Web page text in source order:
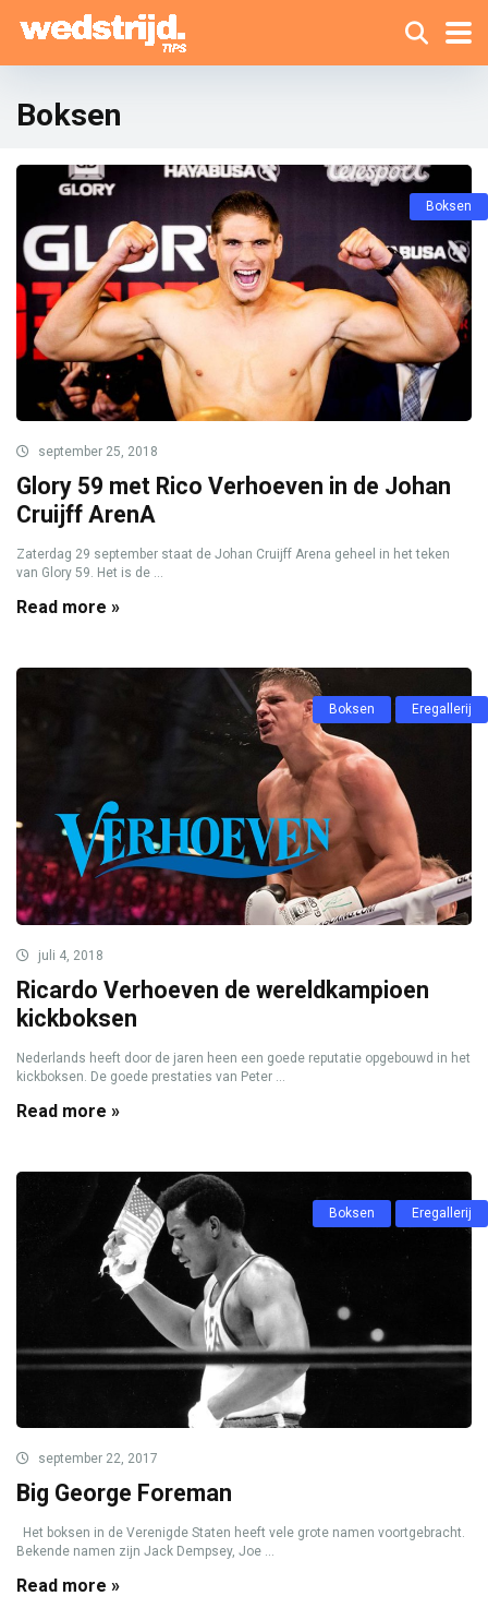
Boksen
Boksen
september 25, 2018
Glory 59 met Rico Verhoeven in de Johan
Cruijff ArenA
Zaterdag 29 september staat de Johan Cruijff Arena geheel in het teken
van Glory 59. Het is de ...
Read more »
Boksen Eregallerij
juli 4, 2018
Ricardo Verhoeven de wereldkampioen
kickboksen
Nederlands heeft door de jaren heen een goede reputatie opgebouwd in het
kickboksen. De goede prestaties van Peter ...
Read more »
Boksen Eregallerij
september 22, 2017
Big George Foreman
Het boksen in de Verenigde Staten heeft vele grote namen voortgebracht.
Bekende namen zijn Jack Dempsey, Joe ...
Read more »